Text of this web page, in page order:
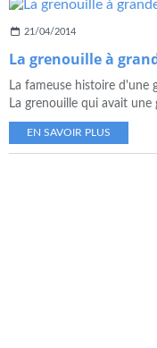
21/04/2014
La grenouille à
La fameuse histoire d'une
La grenouille qui avait une
EN SAVOIR PLUS